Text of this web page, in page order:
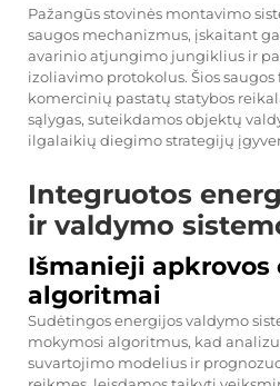
Pažangūs stovinės montavimo
saugos mechanizmus, įskaitant
avarinio atjungimo jungiklius ir
izoliavimo protokolus. Šios
komercinių pastatų statybos
sąlygas, suteikdamos objektų
ilgalaikių diegimo strategijų
Integruotos
ir valdymo
Išmanieji
algoritmai
Sudėtingos energijos valdymo
mokymosi algoritmus, kad
suvartojimo modelius ir